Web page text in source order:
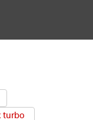
turbo